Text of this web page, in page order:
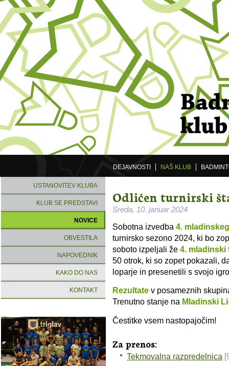
DEJAVNOSTI NAŠ KLUB
USTANOVITEV KLUBA
KLUB SE PREDSTAVI
NOVICE
OBVESTILA
NAPOVEDNIK
KAKO DO NAS
KONTAKT
Odličen turnirski
Sreda, 10. januar 2024
Sobotna izvedba 4.
turnirsko sezono 2024, ki bo
soboto izpeljali že 4. mladinski
50 otrok, ki so zopet pokazali,
loparje in presenetili s svojo
Rezultate v posameznih
Trenutno stanje na Mladinski
Čestitke vsem nastopajočim!
Za prenos:
Tekmovalna razpredelnica